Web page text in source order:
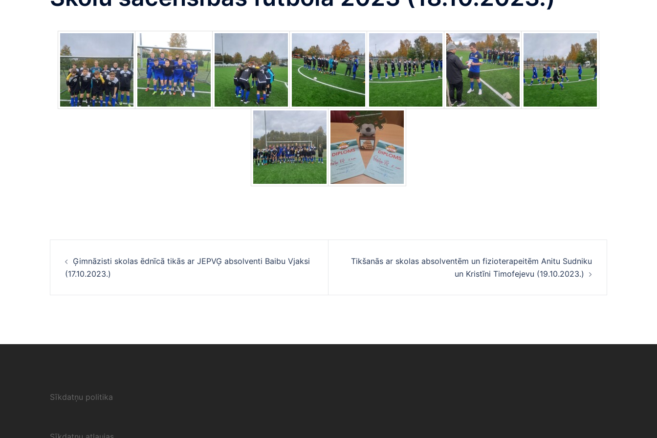
navigācija
Ģimnāzisti skolas ēdnīcā tikās ar JEPVĢ absolventi Baibu Vjaksi
(17.10.2023.)
Tikšanās ar skolas absolventēm un fizioterapeitēm Anitu Sudniku
un Kristīni Timofejevu (19.10.2023.)
Sīkdatņu politika